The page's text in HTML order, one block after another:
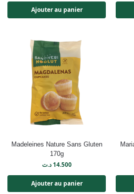
Ajouter au panier
Madeleines Nature Sans Gluten
170g
14.500 د.ت
Ajouter au panier